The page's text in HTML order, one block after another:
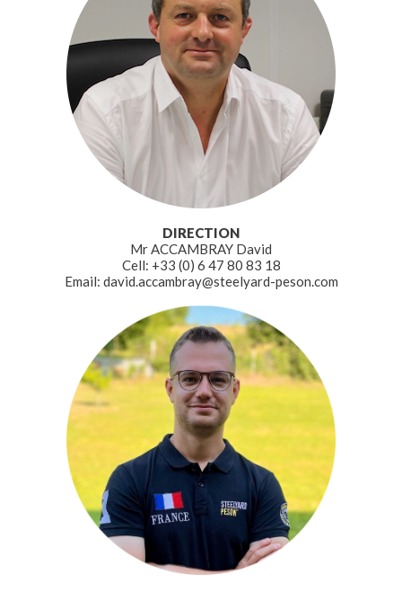
DIRECTION
Mr ACCAMBRAY David
Cell: +33 (0) 6 47 80 83 18
Email: david.accambray@steelyard-peson.com